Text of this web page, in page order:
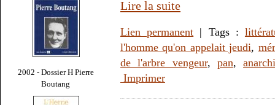
2002 - Dossier H Pierre
Boutang
Lire la suite
Lien permanent | Tags :
l'homme qu'on appelait jeudi,
de l'arbre vengeur, pan,
Imprimer